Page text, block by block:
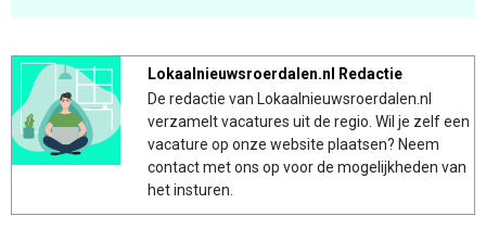
Lokaalnieuwsroerdalen.nl Redactie
De redactie van Lokaalnieuwsroerdalen.nl
verzamelt vacatures uit de regio. Wil je zelf een
vacature op onze website plaatsen? Neem
contact met ons op voor de mogelijkheden van
het insturen.